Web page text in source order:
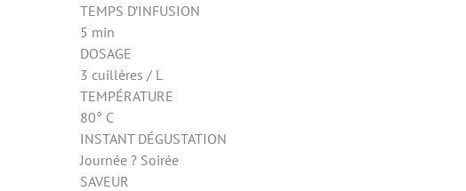
TEMPS D’INFUSION
5 min
DOSAGE
3 cuillères / L
TEMPÉRATURE
80° C
INSTANT DÉGUSTATION
Journée ? Soirée
SAVEUR